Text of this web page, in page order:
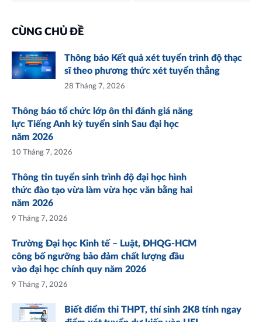
CÙNG CHỦ ĐỀ
Thông báo Kết quả xét tuyển trình độ thạc
sĩ theo phương thức xét tuyển thẳng
28 Tháng 7, 2026
Thông báo tổ chức lớp ôn thi đánh giá năng
lực Tiếng Anh kỳ tuyển sinh Sau đại học
năm 2026
10 Tháng 7, 2026
Thông tin tuyển sinh trình độ đại học hình
thức đào tạo vừa làm vừa học văn bằng hai
năm 2026
9 Tháng 7, 2026
Trường Đại học Kinh tế – Luật, ĐHQG-HCM
công bố ngưỡng bảo đảm chất lượng đầu
vào đại học chính quy năm 2026
9 Tháng 7, 2026
Biết điểm thi THPT, thí sinh 2K8 tính ngay